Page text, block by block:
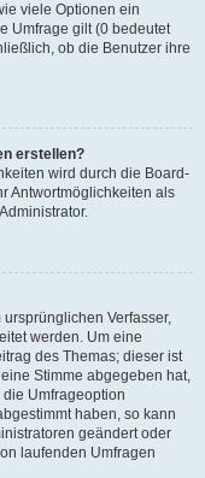
viele Optionen ein
Umfrage gilt (0 bedeutet
ob die Benutzer ihre
erstellen?
wird durch die Board-
Antwortmöglichkeiten als
Verfasser,
werden. Um eine
des Themas; dieser ist
Stimme abgegeben hat,
Umfrageoption
haben, so kann
geändert oder
laufenden Umfragen